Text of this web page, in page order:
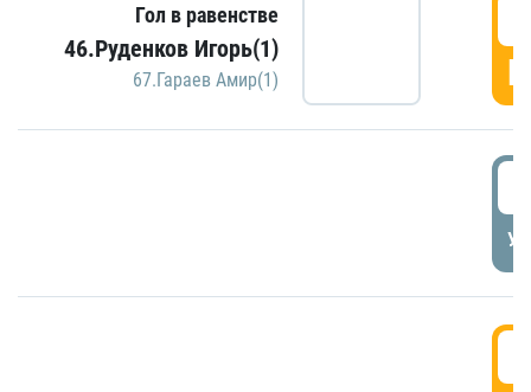
Гол в равенстве
46.Руденков Игорь(1)
67.Гараев Амир(1)